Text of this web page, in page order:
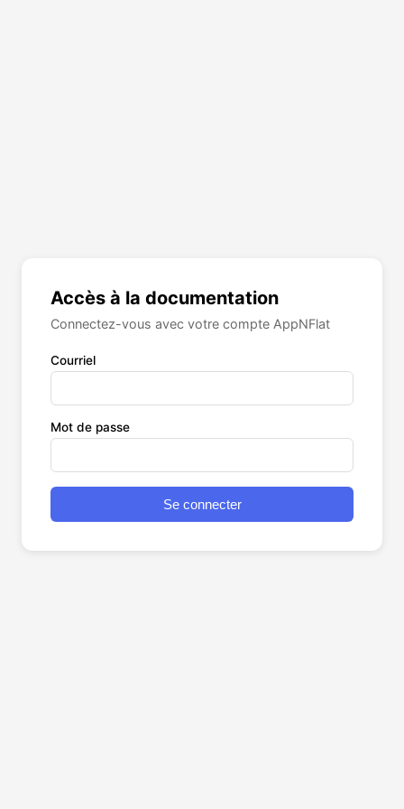
Accès à la documentation
Connectez-vous avec votre compte AppNFlat
Courriel
Mot de passe
Se connecter